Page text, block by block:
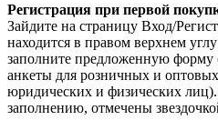
Регистрация при первой
Зайдите на страницу Вход/
находится в правом верхнем
заполните предложенную
анкеты для розничных и
юридических и физических
заполнению, отмечены